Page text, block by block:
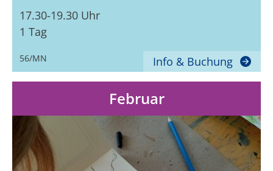
17.30-19.30 Uhr
1 Tag
56/MN Info & Buchung
Februar